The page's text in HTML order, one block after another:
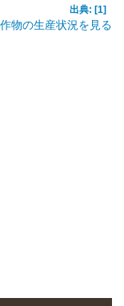
出典: [1]
物の生産状況を見る